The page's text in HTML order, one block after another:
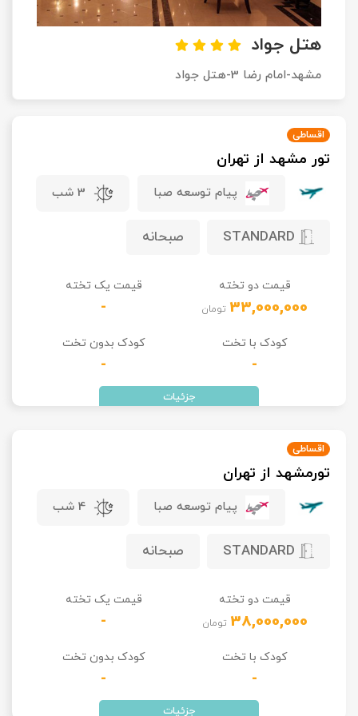
هتل جواد
مشهد-امام رضا 3-هتل جواد
اقساطی
تور مشهد از تهران
پیام توسعه صبا 3 شب
STANDARD صبحانه
قیمت دو تخته
33,000,000 تومان
قیمت یک تخته
-
کودک با تخت
-
کودک بدون تخت
-
اقساطی
تورمشهد از تهران
پیام توسعه صبا 4 شب
STANDARD صبحانه
قیمت دو تخته
38,000,000 تومان
قیمت یک تخته
-
کودک با تخت
-
کودک بدون تخت
-
تور کویر مرنجاب
تور طبس
تور کویر مصر
تور کویر ابوزیدآباد
تور هرمز
تور مرداب سراوان
تور گلستان
تور مرداب هسل
تور کاشان
تور اصفهان
تور آفرود
تور کیش از ساری
اقساطی
تور کیش از بندرعباس
تور سنگاپور اقساطی
تور مالدیو
تور زیارتی اقساطی